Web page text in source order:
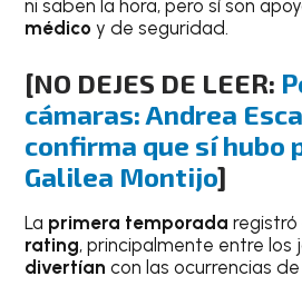
ni saben la hora, pero sí son
médico y de seguridad.
[NO DEJES DE LEER:
cámaras: Andrea
confirma que sí hubo
Galilea Montijo]
La primera temporada registró
rating, principalmente entre los
divertíancon las ocurrencias de